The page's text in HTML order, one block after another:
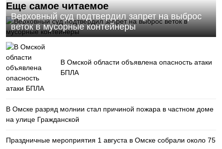
Еще самое читаемое
Верховный суд подтвердил запрет на выброс
веток в мусорные контейнеры
В Омской области объявлена опасность атаки
БПЛА
В Омске разряд молнии стал причиной пожара в частном доме
на улице Гражданской
Праздничные мероприятия 1 августа в Омске собрали около 75